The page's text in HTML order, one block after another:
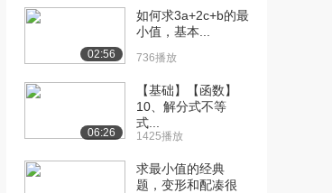
[10] 05-第一章-求导数和
微分（一）（...
1.7万播放
[11] 08-第一章-有关级数
2.0万播放
10:50
[12] 08-第一章-有关级数
10:56
02:56
如何求3a+2c+b的最
小值，基本...
736播放
06:26
【基础】【函数】
10、解分式不等
式...
1425播放
求最小值的经典
题，变形和配凑很